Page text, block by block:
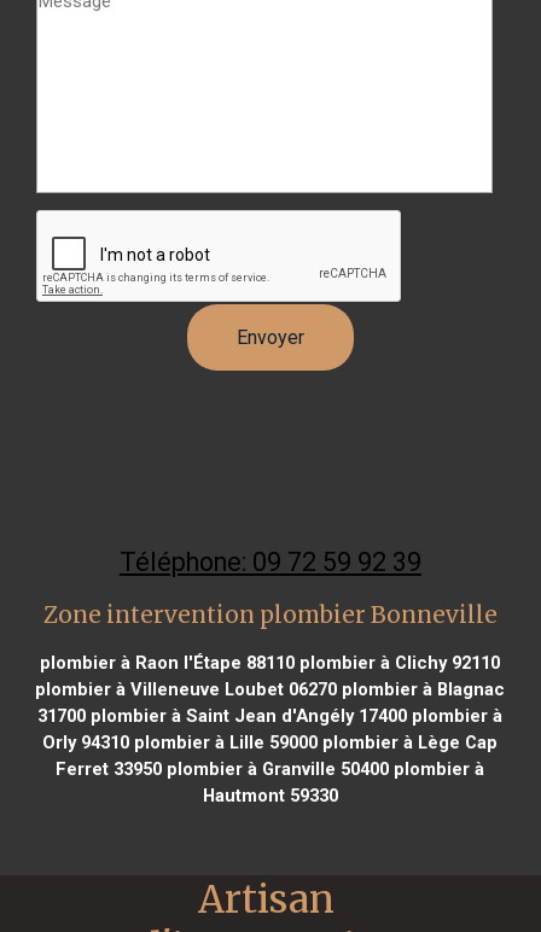
Téléphone: 09 72 59 92 39
Zone intervention plombier Bonneville
plombier à Raon l'Étape 88110 plombier à Clichy 92110
plombier à Villeneuve Loubet 06270 plombier à Blagnac
31700 plombier à Saint Jean d'Angély 17400 plombier à
Orly 94310 plombier à Lille 59000 plombier à Lège Cap
Ferret 33950 plombier à Granville 50400 plombier à
Hautmont 59330
Artisan